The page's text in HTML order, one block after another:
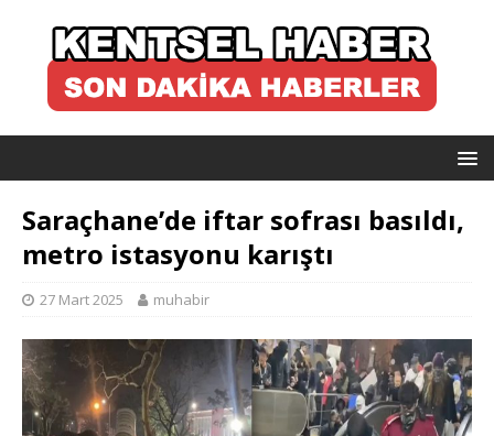
Saraçhane’de iftar sofrası basıldı,
metro istasyonu karıştı
27 Mart 2025 muhabir